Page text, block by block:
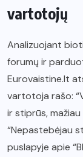
vartotojų
Analizuojant
forumų ir
Eurovaistine.lt
vartotoja rašo:
ir stiprūs, mažiau
“Nepastebėjau
puslapyje apie